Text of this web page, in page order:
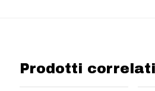
Prodotti correlati